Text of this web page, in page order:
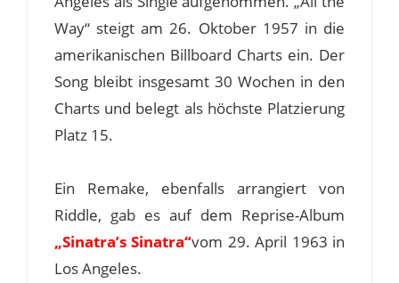
Way“ steigt am 26. Oktober 1957 in die
amerikanischen Billboard Charts ein. Der
Song bleibt insgesamt 30 Wochen in den
Charts und belegt als höchste Platzierung
Platz 15.
Ein Remake, ebenfalls arrangiert von
Riddle, gab es auf dem Reprise-Album
„Sinatra’s Sinatra“vom 29. April 1963 in
Los Angeles.